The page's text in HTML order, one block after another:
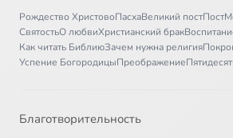
Рождество ХристовоПасхаВеликий постПост
СвятостьО любвиХристианский брак
Как читать БиблиюЗачем нужна религия
Успение БогородицыПреображение
Благотворительность